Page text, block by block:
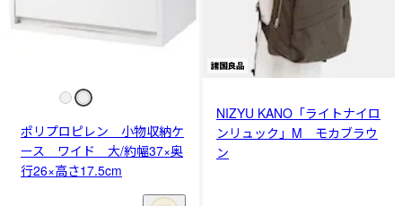
ポリプロピレン 小物収納ケ
ース ワイド 大/約幅37×奥
行26×高さ17.5cm
NIZYU KANO「ライトナイロ
ンリュック」M モカブラウ
ン